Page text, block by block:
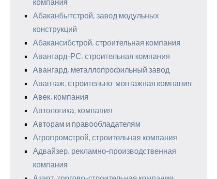
Абаканбытстрой, завод модульных
конструкций
Абакансибстрой, строительная компания
Авангард-РС, строительная компания
Авангард, металлопрофильный завод
Авантаж, строительно-монтажная компания
Авек, компания
Автологика, компания
Авторам и правообладателям
Агропромстрой, строительная компания
Адвайзер, рекламно-производственная
компания